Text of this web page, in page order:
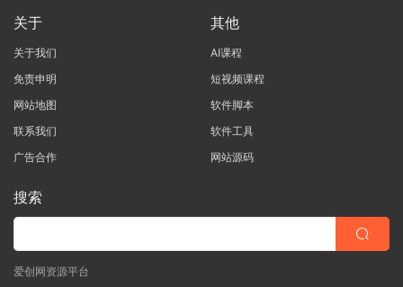
关于
关于我们
免责申明
网站地图
联系我们
广告合作
其他
AI课程
短视频课程
软件脚本
软件工具
网站源码
搜索
爱创网资源平台